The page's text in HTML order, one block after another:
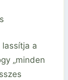
a
„minden